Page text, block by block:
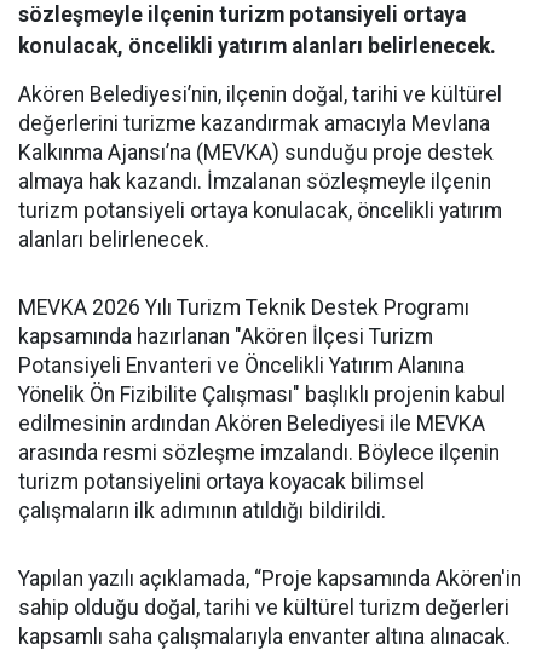
sözleşmeyle ilçenin turizm potansiyeli ortaya
konulacak, öncelikli yatırım alanları belirlenecek.
Akören Belediyesi’nin, ilçenin doğal, tarihi ve kültürel
değerlerini turizme kazandırmak amacıyla Mevlana
Kalkınma Ajansı’na (MEVKA) sunduğu proje destek
almaya hak kazandı. İmzalanan sözleşmeyle ilçenin
turizm potansiyeli ortaya konulacak, öncelikli yatırım
alanları belirlenecek.
MEVKA 2026 Yılı Turizm Teknik Destek Programı
kapsamında hazırlanan "Akören İlçesi Turizm
Potansiyeli Envanteri ve Öncelikli Yatırım Alanına
Yönelik Ön Fizibilite Çalışması" başlıklı projenin kabul
edilmesinin ardından Akören Belediyesi ile MEVKA
arasında resmi sözleşme imzalandı. Böylece ilçenin
turizm potansiyelini ortaya koyacak bilimsel
çalışmaların ilk adımının atıldığı bildirildi.
Yapılan yazılı açıklamada, “Proje kapsamında Akören'in
sahip olduğu doğal, tarihi ve kültürel turizm değerleri
kapsamlı saha çalışmalarıyla envanter altına alınacak.